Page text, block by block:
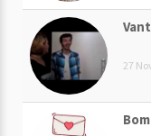
27